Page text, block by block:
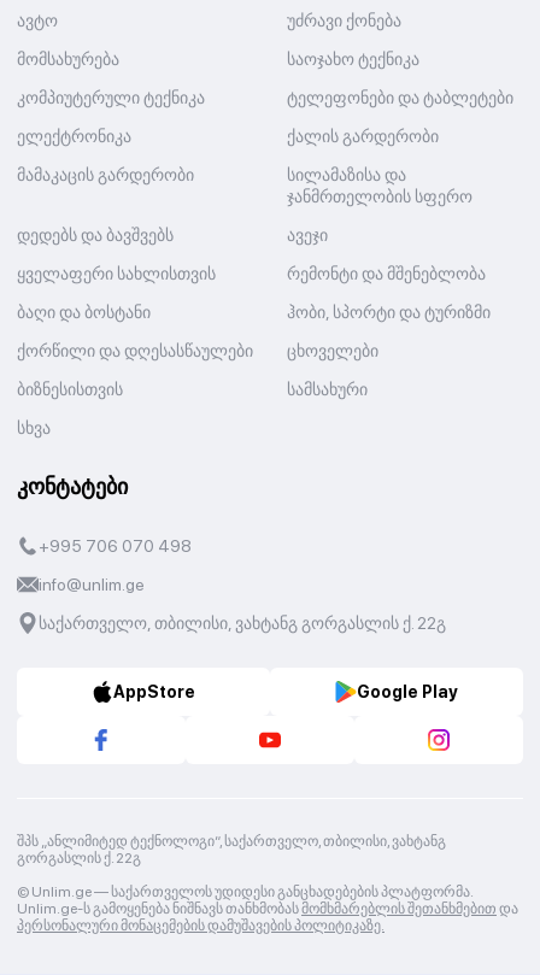
ავტო
უძრავი ქონება
მომსახურება
საოჯახო ტექნიკა
კომპიუტერული ტექნიკა
ტელეფონები და ტაბლეტები
ელექტრონიკა
ქალის გარდერობი
მამაკაცის გარდერობი
სილამაზისა და
ჯანმრთელობის სფერო
დედებს და ბავშვებს
ავეჯი
ყველაფერი სახლისთვის
რემონტი და მშენებლობა
ბაღი და ბოსტანი
ჰობი, სპორტი და ტურიზმი
ქორწილი და დღესასწაულები
ცხოველები
ბიზნესისთვის
სამსახური
სხვა
კონტატები
+995 706 070 498
info@unlim.ge
საქართველო, თბილისი, ვახტანგ გორგასლის ქ. 22გ
AppStore Google Play
შპს „ანლიმიტედ ტექნოლოგი“, საქართველო, თბილისი, ვახტანგ
გორგასლის ქ. 22გ
© Unlim.ge —საქართველოს უდიდესი განცხადებების პლატფორმა.
Unlim.ge-ს გამოყენება ნიშნავს თანხმობასმომხმარებლის შეთანხმებით და
პერსონალური მონაცემების დამუშავების პოლიტიკაზე.